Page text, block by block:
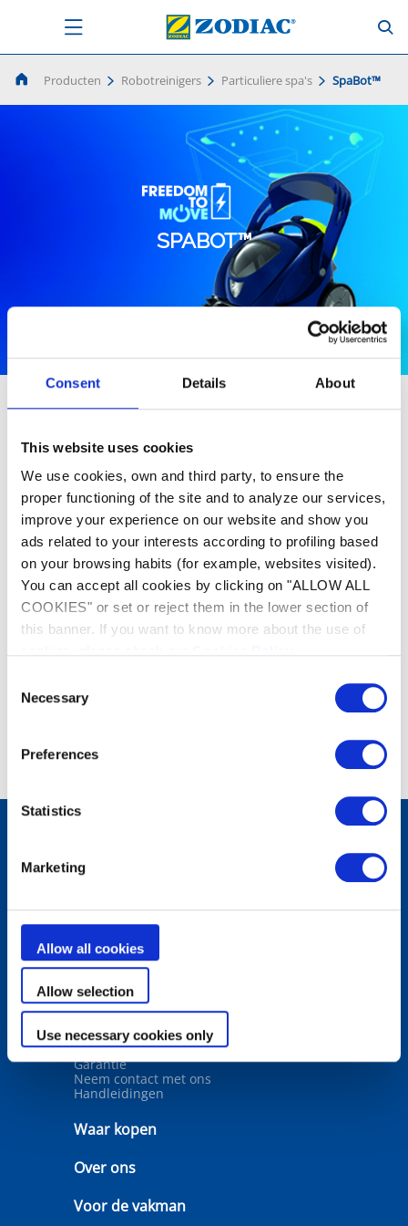
Consent Details About
This website uses cookies
We use cookies, own and third party, to ensure the
proper functioning of the site and to analyze our services,
improve your experience on our website and show you
ads related to your interests according to profiling based
on your browsing habits (for example, websites visited).
You can accept all cookies by clicking on "ALLOW ALL
COOKIES" or set or reject them in the lower section of
this banner. If you want to know more about the use of
Selection
Necessary
Preferences
Statistics
Marketing
Allow all cookies
Allow selection
Use necessary cookies only
Producten Robotreinigers Particuliere spa's SpaBot™
SPABOT™
ontworpen voor het reinigen van spa's. Aangedreven
het reinigen, haal het eruit aan het einde van zijn
cyclus van één uur en laad het opnieuw op. Dankzij
zijn Float finish™ technologie drijft SPABOT™ aan het
einde van zijn cyclus naar het oppervlak voor een
moeiteloze ophaalervaring.
Robotreinigers
Producten
Waterbehandeling
Verwarming
Ontvochtiging
Wateranalyse
Oplossingen
Keuzetools
Ondersteuning
Garantie
Neem contact met ons
Handleidingen
Waar kopen
Over ons
Voor de vakman